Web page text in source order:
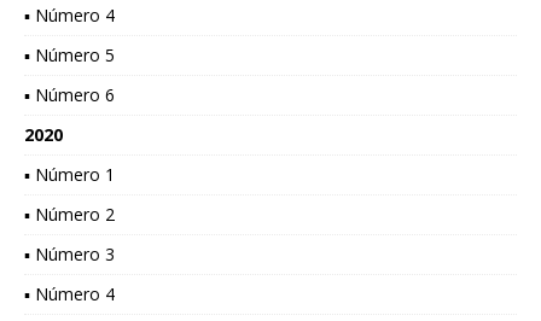
▪ Número 4
▪ Número 5
▪ Número 6
2020
▪ Número 1
▪ Número 2
▪ Número 3
▪ Número 4